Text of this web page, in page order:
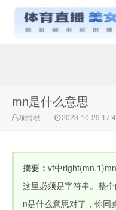
mn是什么意思
项怜秋 2023-10-29
摘要： vf中
这里必须是字符串。整
n是什么意思对了，你同